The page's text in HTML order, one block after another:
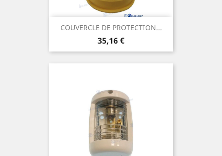
COUVERCLE DE PROTECTION...
Prix
35,16 €